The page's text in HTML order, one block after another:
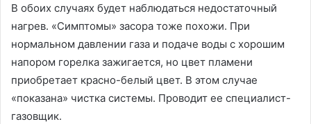
В обоих случаях будет наблюдаться недостаточный
нагрев. «Симптомы» засора тоже похожи. При
нормальном давлении газа и подаче воды с хорошим
напором горелка зажигается, но цвет пламени
приобретает красно-белый цвет. В этом случае
«показана» чистка системы. Проводит ее специалист-
газовщик.